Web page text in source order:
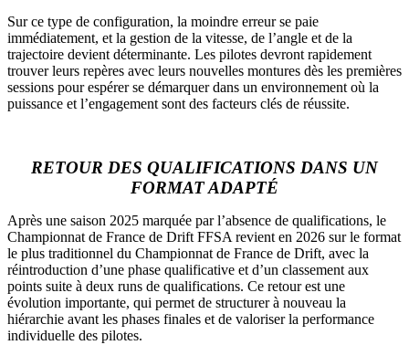
Sur ce type de configuration, la moindre erreur se paie
immédiatement, et la gestion de la vitesse, de l’angle et de la
trajectoire devient déterminante. Les pilotes devront rapidement
trouver leurs repères avec leurs nouvelles montures dès les premières
sessions pour espérer se démarquer dans un environnement où la
puissance et l’engagement sont des facteurs clés de réussite.
RETOUR DES QUALIFICATIONS DANS UN
FORMAT ADAPTÉ
Après une saison 2025 marquée par l’absence de qualifications, le
Championnat de France de Drift FFSA revient en 2026 sur le format
le plus traditionnel du Championnat de France de Drift, avec la
réintroduction d’une phase qualificative et d’un classement aux
points suite à deux runs de qualifications. Ce retour est une
évolution importante, qui permet de structurer à nouveau la
hiérarchie avant les phases finales et de valoriser la performance
individuelle des pilotes.